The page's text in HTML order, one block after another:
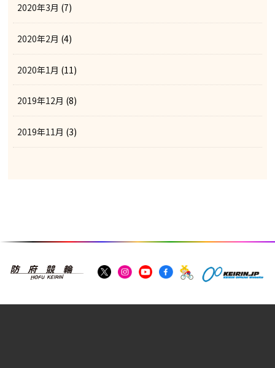
2020年3月 (7)
2020年2月 (4)
2020年1月 (11)
2019年12月 (8)
2019年11月 (3)